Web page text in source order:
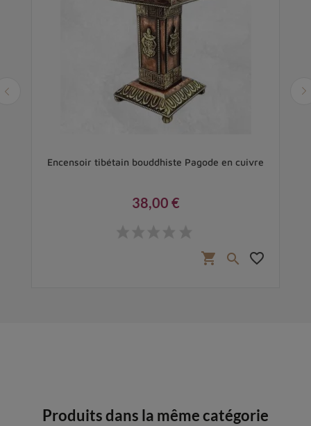
Encensoir tibétain bouddhiste Pagode en cuivre
38,00 €
shopping_cart  favorite_border
Produits dans la même catégorie